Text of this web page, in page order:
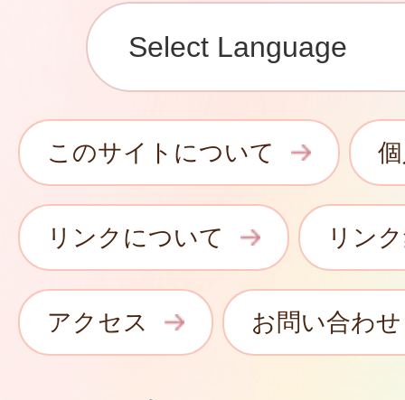
このサイトについて
リンクについて リン
アクセス お問い合わせ